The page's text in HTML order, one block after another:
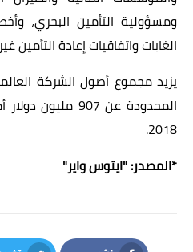
ومسؤولية التأمين البحري،
الغابات واتفاقيات إعادة التأمين
يزيد مجموع أصول الشركة
2018.
*المصدر: "ايتوس واير"